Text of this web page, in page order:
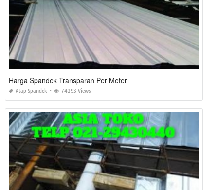
Harga Spandek Transparan Per Meter
Atap Spandek 74293 Views